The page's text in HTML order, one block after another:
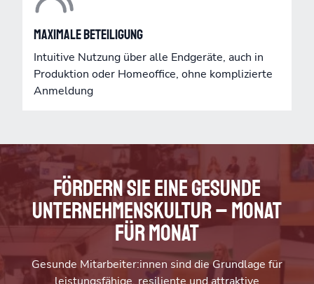
Maximale Beteiligung
Intuitive Nutzung über alle Endgeräte, auch in
Produktion oder Homeoffice, ohne komplizierte
Anmeldung
Fördern Sie eine gesunde
Unternehmenskultur – Monat
für Monat
Gesunde Mitarbeiter:innen sind die Grundlage für